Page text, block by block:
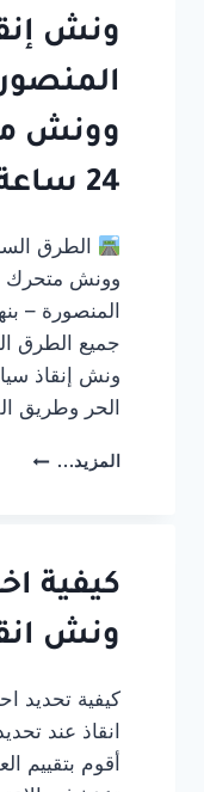
ونش
وونش
24 ساعة
الطرق
المنصورة –
جميع الطرق
ونش إنقاذ
الحر وطريق
المزيد... ونش
الحر
|
وونش
متحرك
السريع
24
ساعة
كيفية
ونش
كيفية تحديد
انقاذ عند
أقوم بتقييم